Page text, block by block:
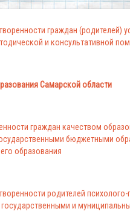
граждан (родителей)
и консультативной
Самарской области
граждан качеством
бюджетными
образования
родителей психолого-
и